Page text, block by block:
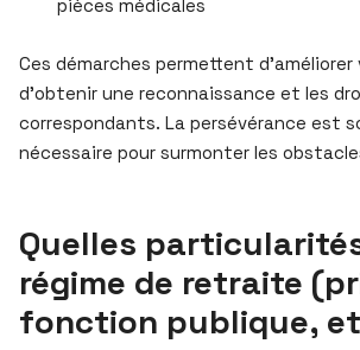
pièces médicales
Ces démarches permettent d’améliorer
d’obtenir une reconnaissance et les
correspondants. La persévérance est
nécessaire pour surmonter les
Quelles
régime de retraite
fonction publique,